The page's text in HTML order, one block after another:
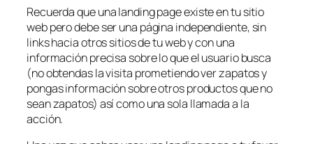
Recuerda que una landing page existe en tu sitio
web pero debe ser una página independiente, sin
links hacia otros sitios de tu web y con una
información precisa sobre lo que el usuario busca
(no obtendas la visita prometiendo ver zapatos y
pongas información sobre otros productos que no
sean zapatos) así como una sola llamada a la
acción.